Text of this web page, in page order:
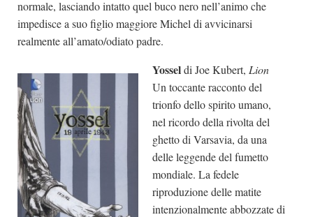
normale, lasciando intatto quel buco nero nell’animo che
impedisce a suo figlio maggiore Michel di avvicinarsi
realmente all’amato/odiato padre.
Yosseldi Joe Kubert, Lion
Un toccante racconto del
trionfo dello spirito umano,
nel ricordo della rivolta del
ghetto di Varsavia, da una
delle leggende del fumetto
mondiale. La fedele
riproduzione delle matite
intenzionalmente abbozzate di